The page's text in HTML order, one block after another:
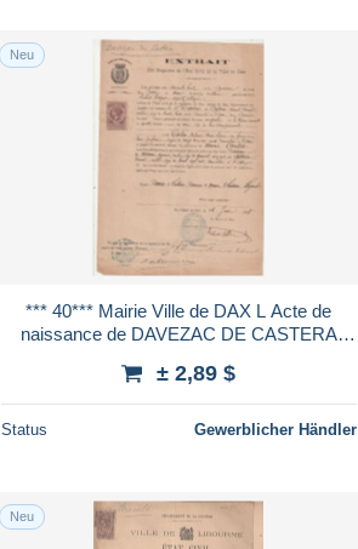
Neu
*** 40*** Mairie Ville de DAX L Acte de
naissance de DAVEZAC DE CASTERA
± 2,89 $
Status Gewerblicher Händler
Neu